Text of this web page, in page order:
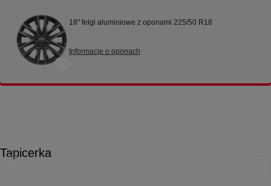
18" felgi aluminiowe z oponami 225/50 R18
Informacje o oponach
Tapicerka